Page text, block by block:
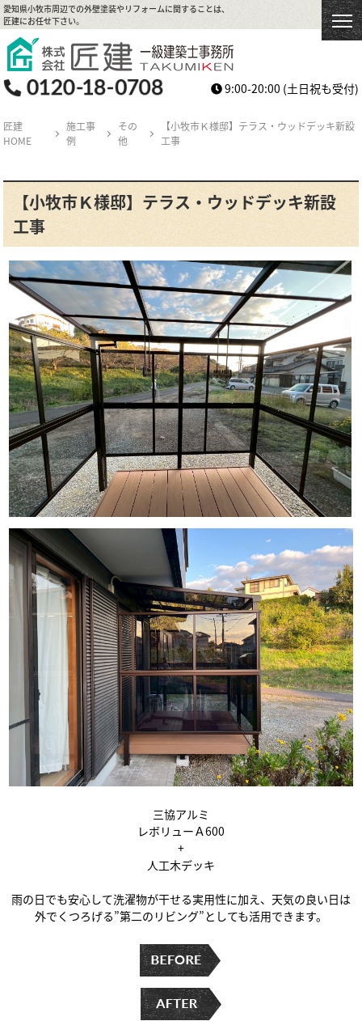
愛知県小牧市周辺での外壁塗装やリフォームに関することは、
匠建にお任せ下さい。
9:00-20:00 (土日祝も受付)
匠建
HOME
施工事
例
その
他
【小牧市Ｋ様邸】テラス・ウッドデッキ新設
工事
【小牧市Ｋ様邸】テラス・ウッドデッキ新設
工事
三協アルミ
レボリューＡ600
+
人工木デッキ
雨の日でも安心して洗濯物が干せる実用性に加え、天気の良い日は
外でくつろげる”第二のリビング”としても活用できます。